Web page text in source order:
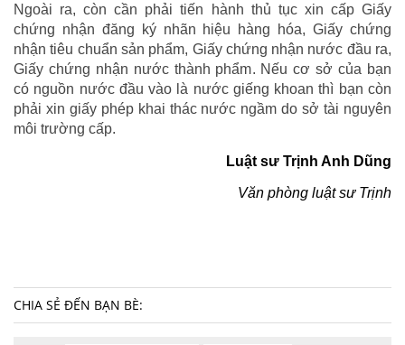
Ngoài ra, còn cần phải tiến hành thủ tục xin cấp Giấy
chứng nhận đăng ký nhãn hiệu hàng hóa, Giấy chứng
nhận tiêu chuẩn sản phẩm, Giấy chứng nhận nước đầu ra,
Giấy chứng nhận nước thành phẩm. Nếu cơ sở của bạn
có nguồn nước đầu vào là nước giếng khoan thì bạn còn
phải xin giấy phép khai thác nước ngầm do sở tài nguyên
môi trường cấp.
Luật sư Trịnh Anh Dũng
Văn phòng luật sư Trịnh
CHIA SẺ ĐẾN BẠN BÈ: